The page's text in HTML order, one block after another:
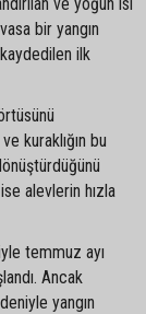
bir yangın
ilk
kuraklığın bu
alevlerin hızla
temmuz ayı
Ancak
yangın